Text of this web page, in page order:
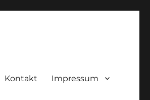
Kontakt Impressum